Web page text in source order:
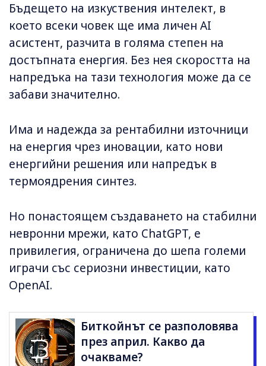
Бъдещето на изкуствения интелект, в
което всеки човек ще има личен AI
асистент, разчита в голяма степен на
достъпната енергия. Без нея скоростта на
напредъка на тази технология може да се
забави значително.
Има и надежда за рентабилни източници
на енергия чрез иновации, като нови
енергийни решения или напредък в
термоядрения синтез.
Но понастоящем създаването на стабилни
невронни мрежи, като ChatGPT, е
привилегия, ограничена до шепа големи
играчи със сериозни инвестиции, като
OpenAI.
Биткойнът се разполовява
през април. Какво да
очакваме?